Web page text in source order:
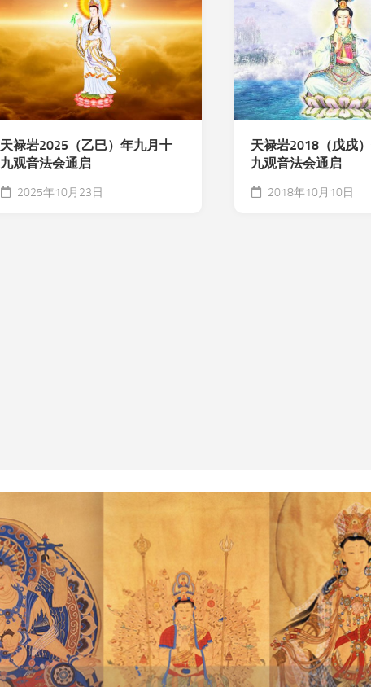
天禄岩2025（乙巳）年九月十
九观音法会通启
2025年10月23日
天禄岩2018（戊戌
九观音法会通启
2018年10月10日